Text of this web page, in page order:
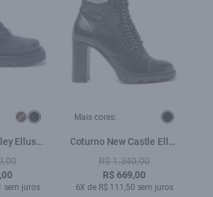
Ellus
sem juros
Mais cores:
Coturno New Castle Ellus
Preto
R$ 1.340,00
R$ 669,00
6X de R$ 111,50 sem juros